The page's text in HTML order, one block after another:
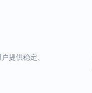
提供稳定、